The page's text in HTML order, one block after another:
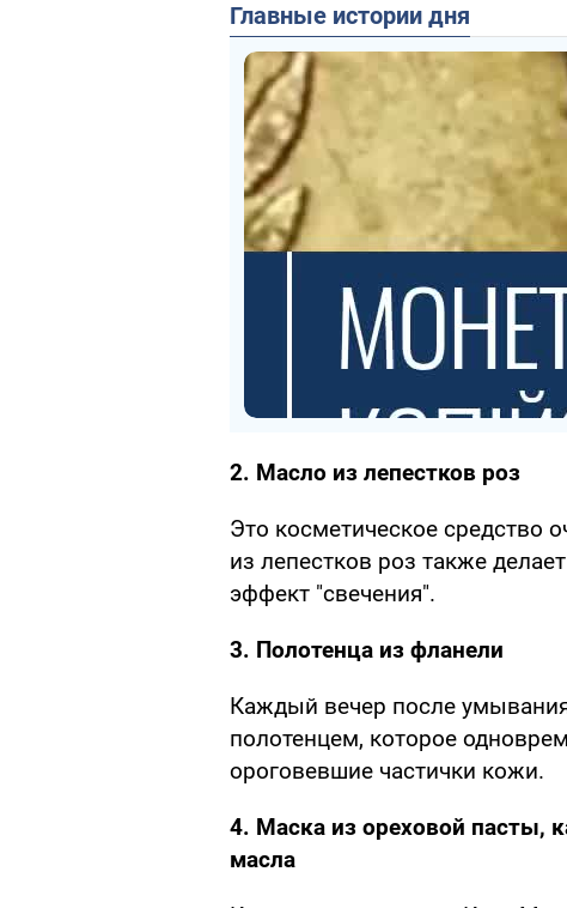
Главные истории дня
2. Масло из лепестков роз
Это косметическое средство
из лепестков роз также
эффект "свечения".
3. Полотенца из фланели
Каждый вечер после
полотенцем, которое
ороговевшие частички кожи.
4. Маска из ореховой пасты,
масла